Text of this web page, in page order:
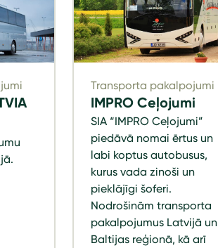
Transporta pakalpojumi
IMPRO Ceļojumi
SIA “IMPRO Ceļojumi”
piedāvā nomai ērtus un
labi koptus autobusus,
kurus vada zinoši un
pieklājīgi šoferi.
Nodrošinām transporta
pakalpojumus Latvijā un
Baltijas reģionā, kā arī